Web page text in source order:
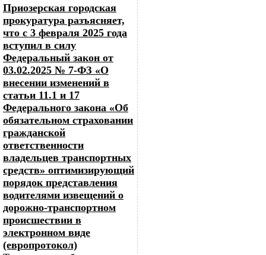
Приозерская городская
прокуратура разъясняет,
что с 3 февраля 2025 года
вступил в силу
Федеральный закон от
03.02.2025 № 7-ФЗ «О
внесении изменений в
статьи 11.1 и 17
Федерального закона «Об
обязательном страховании
гражданской
ответственности
владельцев транспортных
средств» оптимизирующий
порядок представления
водителями извещений о
дорожно-транспортном
происшествии в
электронном виде
(европротокол)